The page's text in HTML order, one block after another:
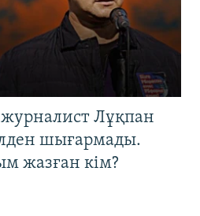
Лұқпан
шығармады.
жазған кім?